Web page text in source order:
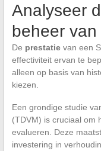
Analyseer
beheer van
De prestatievan een
effectiviteit ervan te
alleen op basis van
kiezen.
Een grondige studie
(TDVM) is cruciaal om
evalueren. Deze
investering in